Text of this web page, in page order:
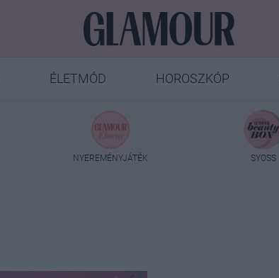
ÉLETMÓD HOROSZKÓP
NYEREMÉNYJÁTÉK SYOSS